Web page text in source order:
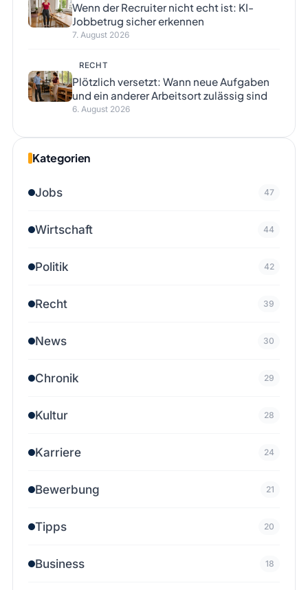
Wenn der Recruiter nicht echt ist: KI-
Jobbetrug sicher erkennen
7. August 2026
RECHT
Plötzlich versetzt: Wann neue Aufgaben
und ein anderer Arbeitsort zulässig sind
6. August 2026
Kategorien
Jobs 47
Wirtschaft 44
Politik 42
Recht 39
News 30
Chronik 29
Kultur 28
Karriere 24
Bewerbung 21
Tipps 20
Business 18